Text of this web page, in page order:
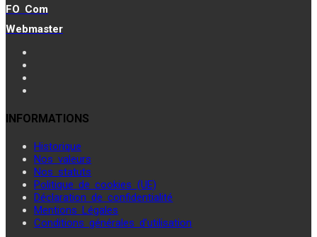
FO Com
Webmaster
INFORMATIONS
Historique
Nos valeurs
Nos statuts
Politique de cookies (UE)
Déclaration de confidentialité
Mentions Légales
Conditions générales d’utilisation